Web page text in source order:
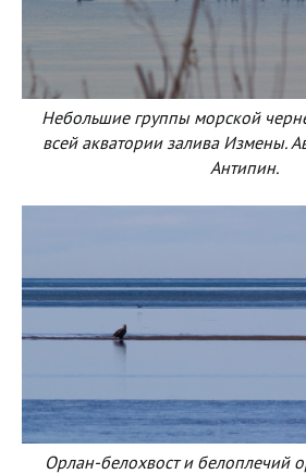
Небольшие группы морской
всей акватории залива Измены.
Антипин.
Орлан-белохвост и белоплечий